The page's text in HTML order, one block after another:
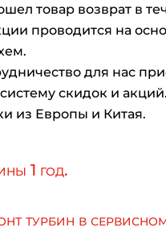
товар возврат в
проводится на
для нас
скидок и акций.
из Европы и Китая.
1 год.
турбин в